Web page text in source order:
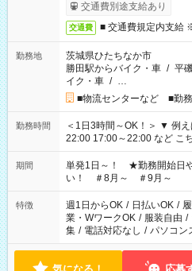
交通費別途支給あり
交通費 ■ 交通費規定内支給
勤務地
茨城県ひたちなか市
勝田駅からバイク・車 / 平
イク・車 / …
■物流センターなど ■勤
勤務時間
＜1日3時間～OK！＞ ▼ 例えば… ▼ 15:00～18:00 15:00～
22:00 17:00～22:00 など こちら以外の時間もお気軽にご相談く
ださい！
期間
単発1日～！ ★勤務開始日
い！ ＃8月～ ＃9月～
特徴 週1日からOK / 日払いOK /
業・WワークOK / 服装自由 /
集 / 電話対応なし / パソコン